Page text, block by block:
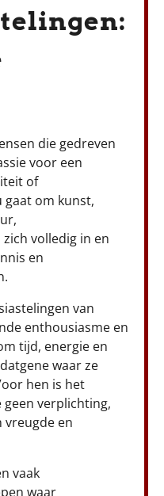
die gedreven
voor een
of
gaat om kunst,
volledig in en
en
van
enthousiasme en
tijd, energie en
waar ze
hen is het
geen verplichting,
vreugde en
vaak
waar